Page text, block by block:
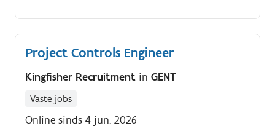
Project Controls Engineer
Kingfisher Recruitment in GENT
Vaste jobs
Online sinds 4 jun. 2026